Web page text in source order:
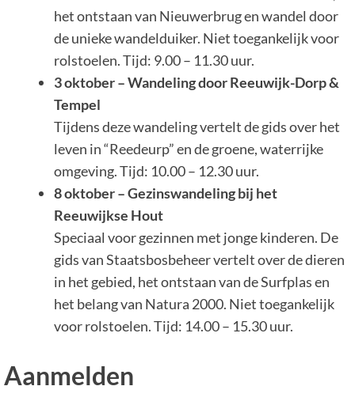
het ontstaan van Nieuwerbrug en wandel door
de unieke wandelduiker. Niet toegankelijk voor
rolstoelen. Tijd: 9.00 – 11.30 uur.
3 oktober – Wandeling door Reeuwijk-Dorp &
Tempel
Tijdens deze wandeling vertelt de gids over het
leven in “Reedeurp” en de groene, waterrijke
omgeving. Tijd: 10.00 – 12.30 uur.
8 oktober – Gezinswandeling bij het
Reeuwijkse Hout
Speciaal voor gezinnen met jonge kinderen. De
gids van Staatsbosbeheer vertelt over de dieren
in het gebied, het ontstaan van de Surfplas en
het belang van Natura 2000. Niet toegankelijk
voor rolstoelen. Tijd: 14.00 – 15.30 uur.
Aanmelden